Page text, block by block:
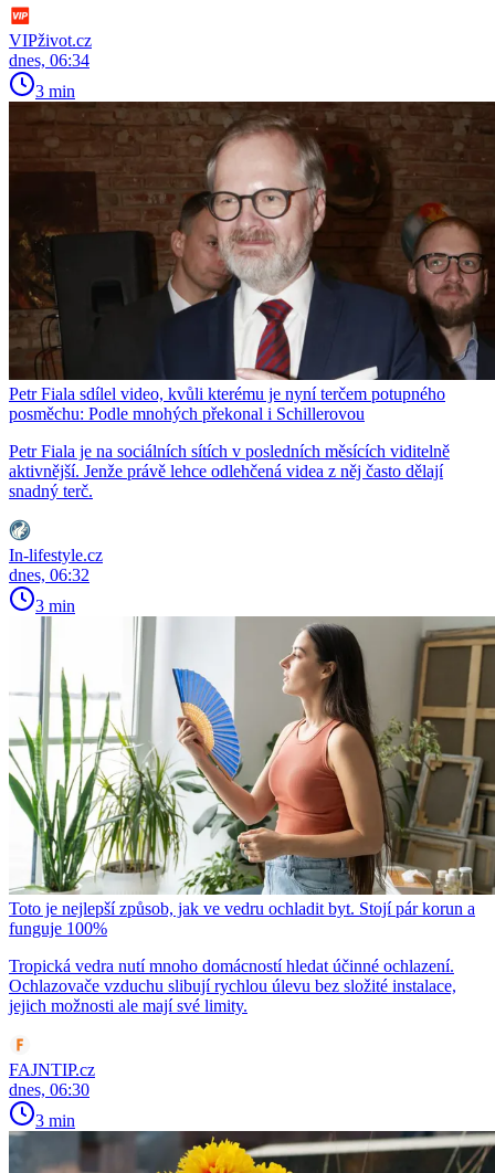
VIPživot.cz
dnes, 06:34
3 min
Petr Fiala sdílel video, kvůli kterému je nyní terčem potupného
posměchu: Podle mnohých překonal i Schillerovou
Petr Fiala je na sociálních sítích v posledních měsících viditelně
aktivnější. Jenže právě lehce odlehčená videa z něj často dělají
snadný terč.
In-lifestyle.cz
dnes, 06:32
3 min
Toto je nejlepší způsob, jak ve vedru ochladit byt. Stojí pár korun a
funguje 100%
Tropická vedra nutí mnoho domácností hledat účinné ochlazení.
Ochlazovače vzduchu slibují rychlou úlevu bez složité instalace,
jejich možnosti ale mají své limity.
FAJNTIP.cz
dnes, 06:30
3 min